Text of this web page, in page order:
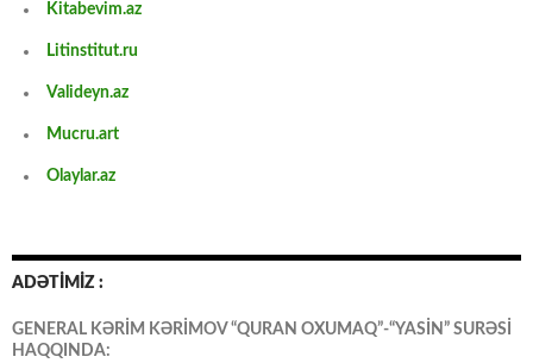
Kitabevim.az
Litinstitut.ru
Valideyn.az
Mucru.art
Olaylar.az
ADƏTİMİZ :
GENERAL KƏRİM KƏRİMOV “QURAN OXUMAQ”-“YASİN” SURƏSİ
HAQQINDA: